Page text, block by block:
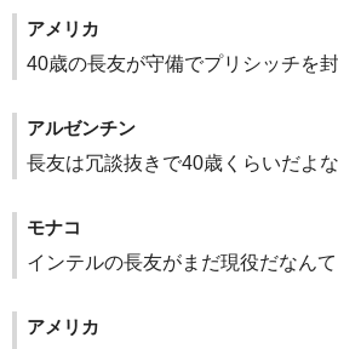
アメリカ
40歳の長友が守備でプリシッチを
アルゼンチン
長友は冗談抜きで40歳くらいだよな
モナコ
インテルの長友がまだ現役だなんて
アメリカ